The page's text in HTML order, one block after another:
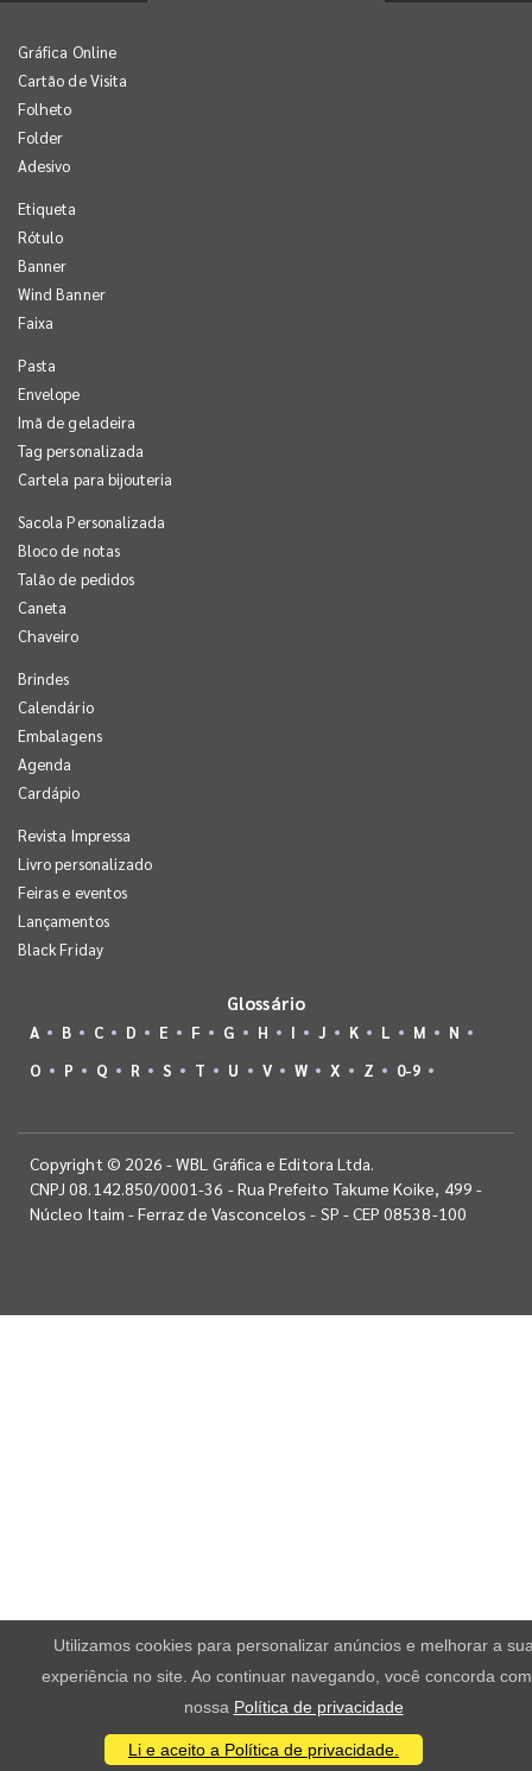
Gráfica Online
Cartão de Visita
Folheto
Folder
Adesivo
Etiqueta
Rótulo
Banner
Wind Banner
Faixa
Pasta
Envelope
Imã de geladeira
Tag personalizada
Cartela para bijouteria
Sacola Personalizada
Bloco de notas
Talão de pedidos
Caneta
Chaveiro
Brindes
Calendário
Embalagens
Agenda
Cardápio
Revista Impressa
Livro personalizado
Feiras e eventos
Lançamentos
Black Friday
Glossário
A B C D E F G H I J K L M
N
O
P Q R S T U V W X Z 0-9
Copyright © 2026 - WBL Gráfica e Editora Ltda.
CNPJ 08.142.850/0001-36 - Rua Prefeito Takume Koike, 499 -
Núcleo Itaim - Ferraz de Vasconcelos - SP - CEP 08538-100
Utilizamos cookies para personalizar anúncios e melhorar a
experiência no site. Ao continuar navegando, você concorda
nossa Política de privacidade
Li e aceito a Política de privacidade.